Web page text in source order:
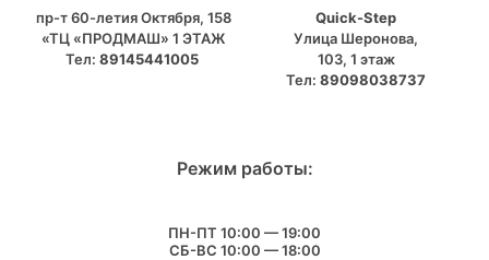
пр-т 60-летия Октября, 158
«ТЦ «ПРОДМАШ» 1 ЭТАЖ
Тел: 89145441005
Quick-Step
​Улица Шеронова,
103, ​1 этаж
Тел: 89098038737
Режим работы:
ПН-ПТ 10:00 — 19:00
СБ-ВС 10:00 — 18:00